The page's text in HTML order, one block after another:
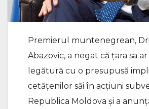
Premierul muntenegrean,
Abazovic, a negat că ţara sa
legătură cu o presupusă
cetăţenilor săi în acţiuni
Republica Moldova şi a